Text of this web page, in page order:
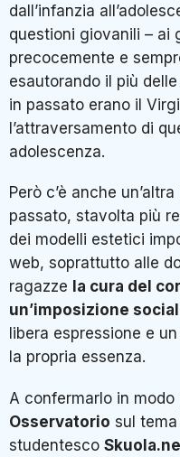
dall’infanzia
questioni giovanili – ai
precocemente e
esautorando il più
in passato erano il
l’attraversamento di
adolescenza.
Però c’è anche
passato, stavolta più
dei modelli estetici
web, soprattutto alle
ragazze la cura del
un’imposizione
libera espressione e
la propria essenza.
A confermarlo in
Osservatorio sul
studentesco